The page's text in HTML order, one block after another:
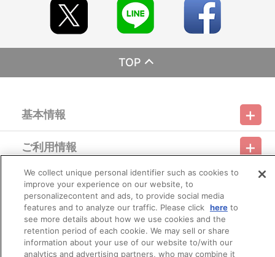
【商品の取り扱い】
・サンライズストア（https://p-bandai.jp/sunrise-store/）
・A-on STORE（https://a-onstore.jp/）
・他、一般店舗
※イベント会場・催事会場や海外等で販売する場合がありま
※詳細は公式サイト等でご案内致します。
■商品について
※本商品は、2025年7月12日（土）より『魔神英雄伝ワタル＆
魔神創造伝ワタル展』会場等にて販売された商品と同じ仕様となり
ます。
※本商品は、サンライズストア 他、一般店舗にて販売される商
品と同じ仕様となります。
※本商品は準備数に限りがございます。準備数に達した場合、
早期にご注文の受付を終了させていただくことがございます。
※ご要望多数の場合、お届け時期を変更し、再度受注を行うこ
とがございます。
※撮影環境やご利用のモニター環境により、実物と多少異なっ
て見える場合がございます。
※商品画像はイメージです。実際の商品仕様が異なる場合がご
TOP
基本情報
利用規約 特定商取引法に基づく表示
プライバシーオプション 会社概要
ご利用情報
ご利用ガイド サイトマップ お問い合わせ 推奨環境
Do Not Sell or Share My Personal Information
会員メニュー
ログイン 会員規約 新規会員登録
その他のご案内
バンダイナムコフィルムワークス
We collect unique personal identifier such as cookies to
improve your experience on our website, to
personalizecontent and ads, to provide social media
features and to analyze our traffic. Please click hereto
see more details about how we use cookies and the
retention period of each cookie. We may sell or share
information about your use of our website to/with our
analytics and advertising partners, who may combine it